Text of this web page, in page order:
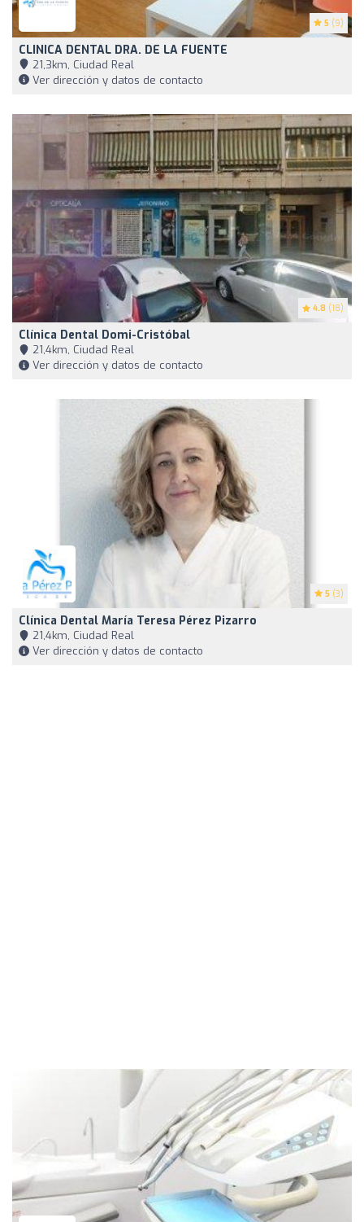
5 (9)
CLINICA DENTAL DRA. DE LA FUENTE
21,3km, Ciudad Real
Ver dirección y datos de contacto
4.8 (18)
Clínica Dental Domi-Cristóbal
21,4km, Ciudad Real
Ver dirección y datos de contacto
5 (3)
Clínica Dental María Teresa Pérez Pizarro
21,4km, Ciudad Real
Ver dirección y datos de contacto